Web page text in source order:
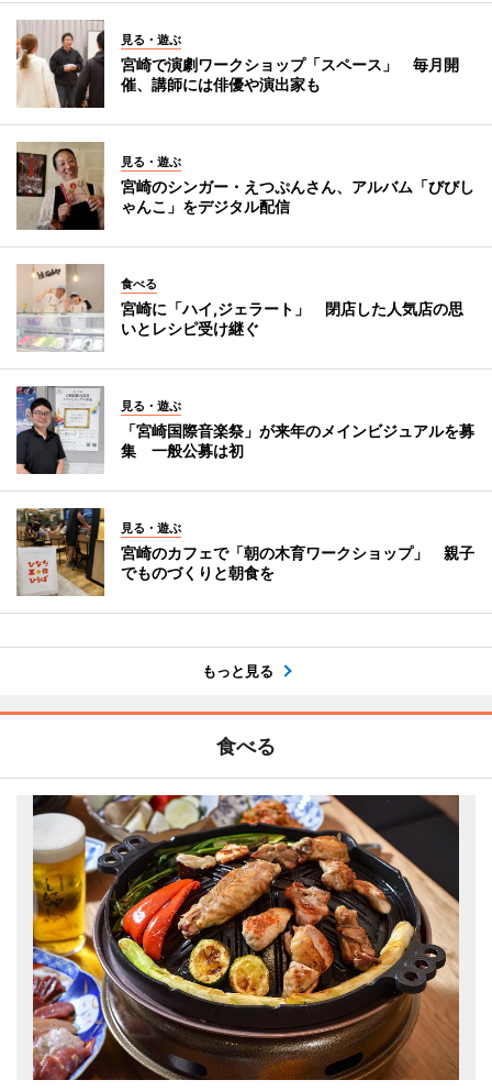
見る・遊ぶ
宮崎で演劇ワークショップ「スペース」 毎月開
催、講師には俳優や演出家も
見る・遊ぶ
宮崎のシンガー・えつぷんさん、アルバム「びびし
ゃんこ」をデジタル配信
食べる
宮崎に「ハイ,ジェラート」 閉店した人気店の思
いとレシピ受け継ぐ
見る・遊ぶ
「宮崎国際音楽祭」が来年のメインビジュアルを募
集 一般公募は初
見る・遊ぶ
宮崎のカフェで「朝の木育ワークショップ」 親子
でものづくりと朝食を
もっと見る
食べる